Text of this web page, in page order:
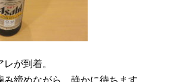
が到着。
締めながら、静かに待ちます。